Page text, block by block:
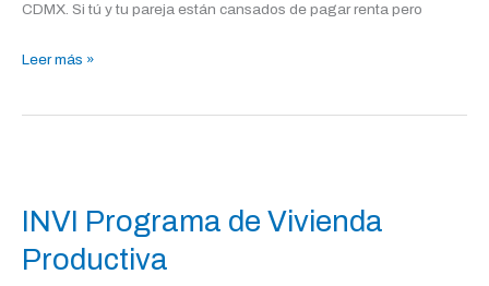
CDMX. Si tú y tu pareja están cansados de pagar renta pero
Leer más »
INVI Programa de Vivienda
Productiva
de
Vivienda
Productiva